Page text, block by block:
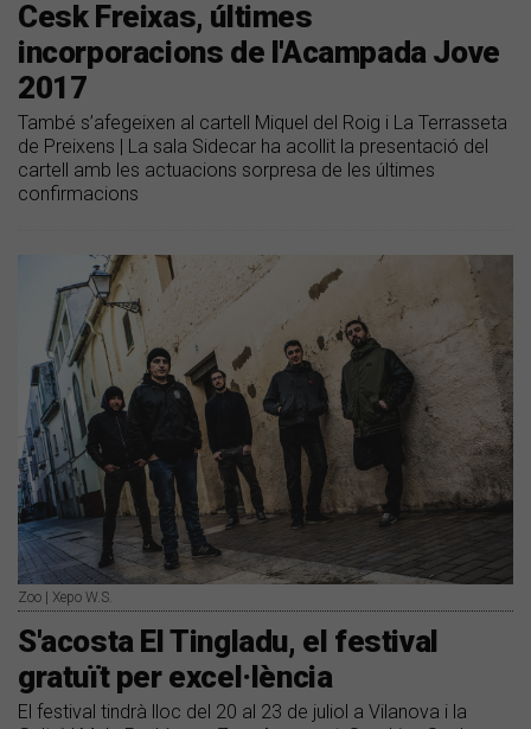
Cesk Freixas, últimes
incorporacions de l'Acampada Jove
2017
També s’afegeixen al cartell Miquel del Roig i La Terrasseta
de Preixens | La sala Sidecar ha acollit la presentació del
cartell amb les actuacions sorpresa de les últimes
confirmacions
Zoo | Xepo W.S.
S'acosta El Tingladu, el festival
gratuït per excel·lència
El festival tindrà lloc del 20 al 23 de juliol a Vilanova i la